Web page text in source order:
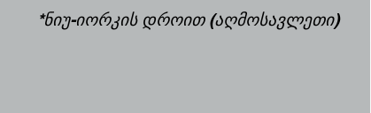
*ნიუ-იორკის დროით (აღმოსავლეთი)